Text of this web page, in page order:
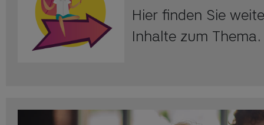
Hier finden Sie
Inhalte zum Thema.